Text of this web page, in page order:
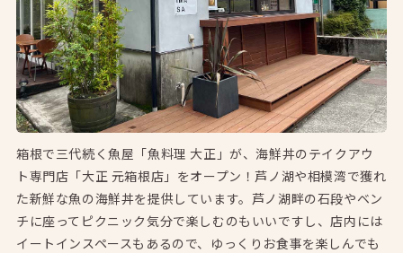
箱根で三代続く魚屋「魚料理 大正」が、海鮮丼のテイクアウ
ト専門店「大正 元箱根店」をオープン！芦ノ湖や相模湾で獲れ
た新鮮な魚の海鮮丼を提供しています。芦ノ湖畔の石段やベン
チに座ってピクニック気分で楽しむのもいいですし、店内には
イートインスペースもあるので、ゆっくりお食事を楽しんでも